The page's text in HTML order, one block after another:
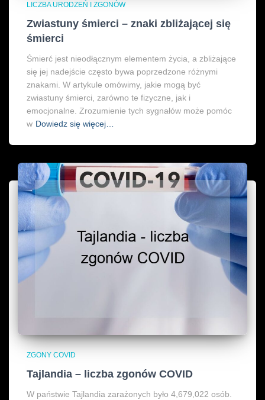
LICZBA URODZEŃ I ZGONÓW
Zwiastuny śmierci – znaki zbliżającej się
śmierci
Śmierć jest nieodłącznym elementem życia, a zbliżające
się jej nadejście często bywa poprzedzone różnymi
znakami. W artykule omówimy, jakie mogą być
zwiastuny śmierci, zarówno te fizyczne, jak i
emocjonalne. Zrozumienie tych sygnałów może pomóc
w Dowiedz się więcej…
ZGONY COVID
Tajlandia – liczba zgonów COVID
W państwie Tajlandia zarażonych było 4,679,022 osób.